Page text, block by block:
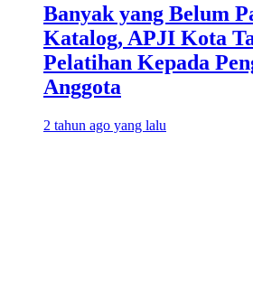
Banyak yang Belum
Katalog, APJI Kota
Pelatihan Kepada
Anggota
2 tahun ago yang lalu